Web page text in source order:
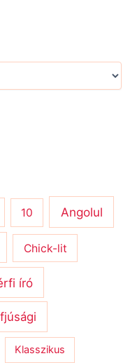
10 Angolul
Chick-lit
író
Klasszikus